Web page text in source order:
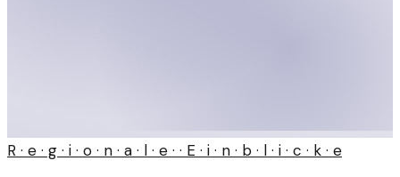
R · e · g · i · o · n · a · l · e · · E · i · n · b · l · i · c · k · e